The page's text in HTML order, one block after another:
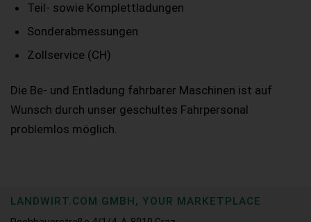
Teil- sowie Komplettladungen
Sonderabmessungen
Zollservice (CH)
Die Be- und Entladung fahrbarer Maschinen ist auf
Wunsch durch unser geschultes Fahrpersonal
problemlos möglich.
LANDWIRT.COM GMBH, YOUR MARKETPLACE